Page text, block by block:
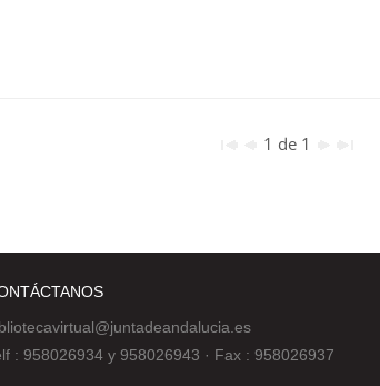
1 de 1
: 958026934 y 958026943 · Fax : 958026937